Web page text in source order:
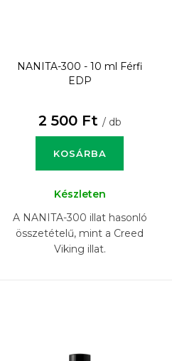
NANITA-300 - 10 ml
Férfi
EDP
2 500 Ft / db
KOSÁRBA
Készleten
A NANITA-300 illat hasonló
összetételű, mint a Creed
Viking illat.